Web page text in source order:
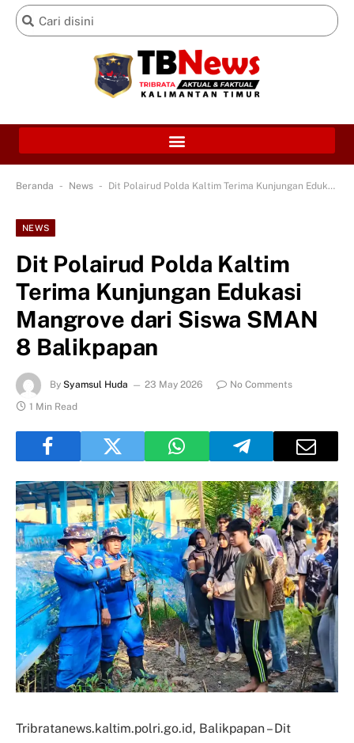
Beranda - News - Dit Polairud Polda Kaltim Terima Kunjungan Edukasi Mangrove dari Siswa SMAN 8 Balikpapan
NEWS
Dit Polairud Polda Kaltim
Terima Kunjungan Edukasi
Mangrove dari Siswa SMAN
8 Balikpapan
By Syamsul Huda 23 May 2026
No Comments
1 Min Read
Tribratanews.kaltim.polri.go.id, Balikpapan – Dit